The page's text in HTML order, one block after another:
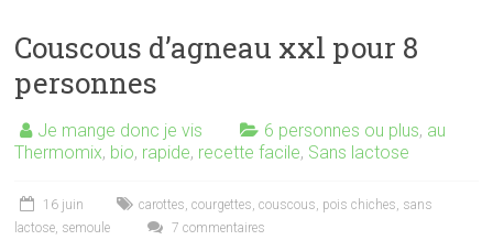
Couscous d’agneau xxl pour 8
personnes
Je mange donc je vis 6 personnes ou plus, au
Thermomix, bio, rapide, recette facile, Sans lactose
16 juin carottes,courgettes,couscous, pois chiches, sans
lactose, semoule 7 commentaires